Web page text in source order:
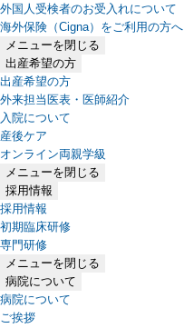
外国人受検者のお受入れについて
海外保険（Cigna）をご利用の方へ
メニューを閉じる
出産希望の方
出産希望の方
外来担当医表・医師紹介
入院について
産後ケア
オンライン両親学級
メニューを閉じる
採用情報
採用情報
初期臨床研修
専門研修
メニューを閉じる
病院について
病院について
ご挨拶